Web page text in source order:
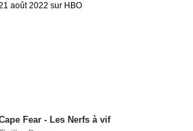
août 2022 sur HBO
Fear - Les Nerfs à vif